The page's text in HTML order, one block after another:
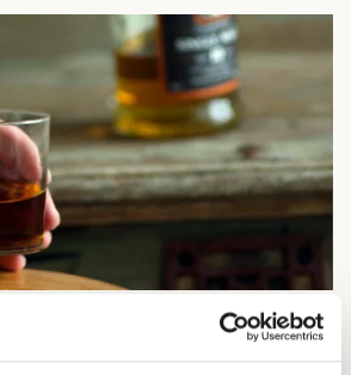
om den lågbegåvade
i Filipstad